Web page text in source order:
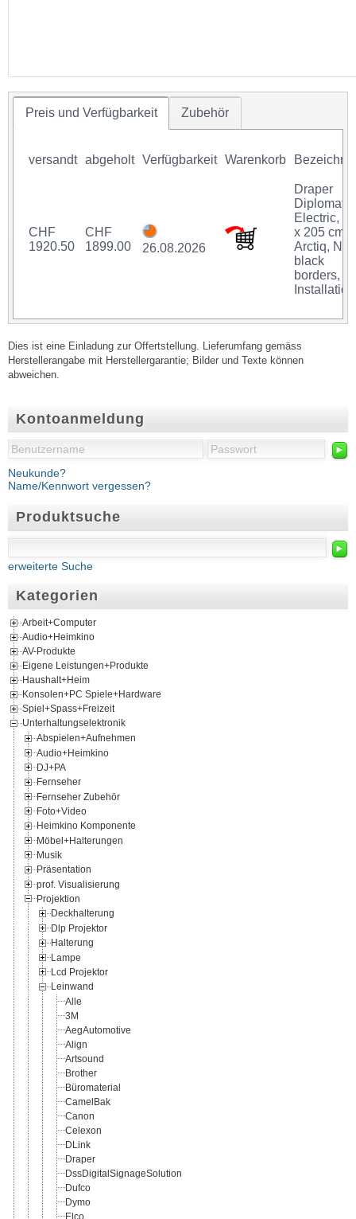
Kontoanmeldung
►
Neukunde?
Name/Kennwort vergessen?
Produktsuche
►
erweiterte Suche
Kategorien
Arbeit+Computer
Audio+Heimkino
AV-Produkte
Eigene Leistungen+Produkte
Haushalt+Heim
Konsolen+PC Spiele+Hardware
Spiel+Spass+Freizeit
Unterhaltungselektronik
Abspielen+Aufnehmen
Audio+Heimkino
DJ+PA
Fernseher
Fernseher Zubehör
Foto+Video
Heimkino Komponente
Möbel+Halterungen
Musik
Präsentation
prof. Visualisierung
Projektion
Deckhalterung
Dlp Projektor
Halterung
Lampe
Lcd Projektor
Leinwand
Alle
3M
AegAutomotive
Align
Artsound
Brother
Büromaterial
CamelBak
Canon
Celexon
DLink
Draper
DssDigitalSignageSolution
Dufco
Dymo
Elco
Preis und Verfügbarkeit Zubehör
versandt abgeholt Verfügbarkeit Warenkorb
CHF
1920.50
CHF
1899.00
26.08.2026
Draper
Diplomat
Electric,
x 205 cm,
Arctiq, No
black
borders,
Installation
Dies ist eine Einladung zur Offertstellung. Lieferumfang gemäss
Herstellerangabe mit Herstellergarantie; Bilder und Texte können
abweichen.